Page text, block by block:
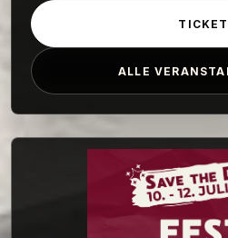
TICKET
ALLE